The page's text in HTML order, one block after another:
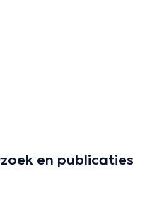
en publicaties